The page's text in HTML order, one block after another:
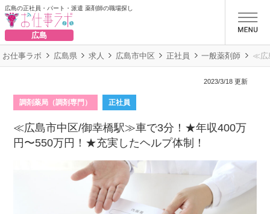
広島の正社員・パート・派遣 薬剤師の職場探し
広島
お仕事ラボ 広島県 求人 広島市中区 正社員 一般薬剤師 ≪広
2023/3/18 更新
調剤薬局（調剤専門） 正社員
≪広島市中区/御幸橋駅≫車で3分！★年収400万
円〜550万円！★充実したヘルプ体制！